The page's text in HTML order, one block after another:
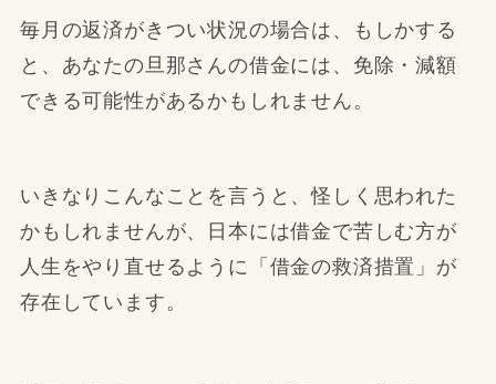
毎月の返済がきつい状況の場合は、もしかする
と、あなたの旦那さんの借金には、免除・減額
できる可能性があるかもしれません。
いきなりこんなことを言うと、怪しく思われた
かもしれませんが、日本には借金で苦しむ方が
人生をやり直せるように「借金の救済措置」が
存在しています。